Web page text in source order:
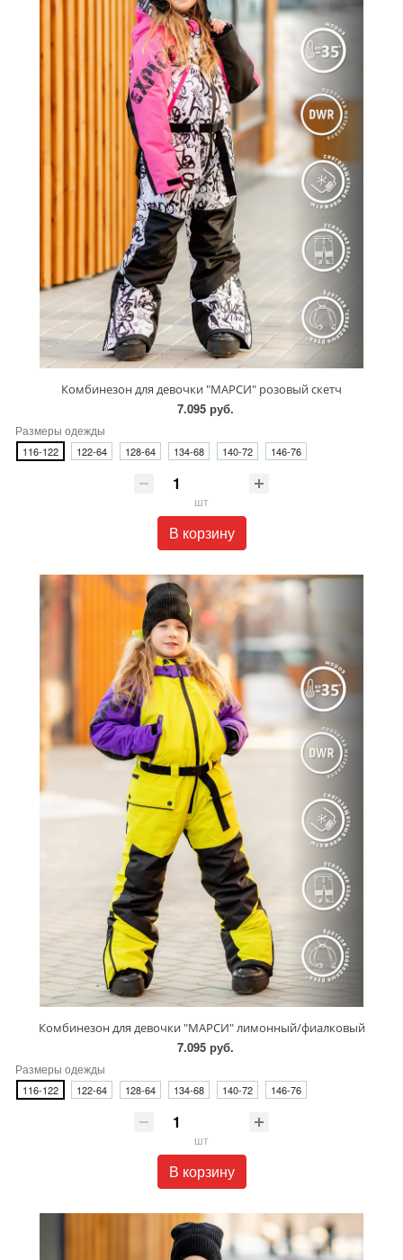
Комбинезон для девочки "МАРСИ" розовый скетч
7.095 руб.
Размеры одежды
116-122 122-64 128-64 134-68 140-72 146-76
шт
В корзину
Комбинезон для девочки "МАРСИ" лимонный/фиалковый
7.095 руб.
Размеры одежды
116-122 122-64 128-64 134-68 140-72 146-76
шт
В корзину